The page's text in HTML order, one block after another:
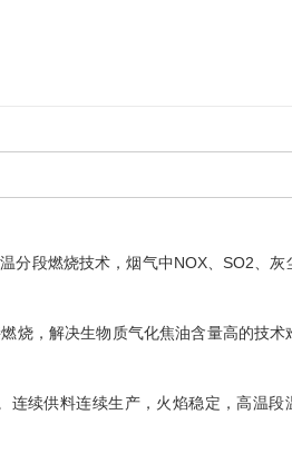
分段燃烧技术，烟气中NOX、SO2、灰
烧，解决生物质气化焦油含量高的技术
续供料连续生产，火焰稳定，高温段